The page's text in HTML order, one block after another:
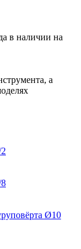
в наличии на
а
Ø10